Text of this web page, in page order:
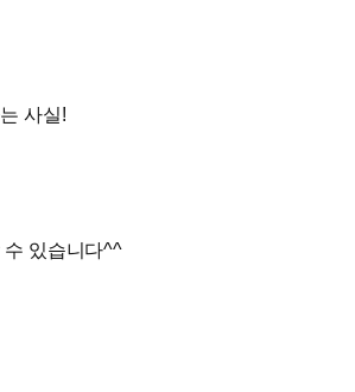
사실!
수 있습니다^^